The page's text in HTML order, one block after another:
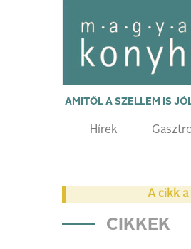
AMITŐL A SZELLEM IS
Hírek
A cikk
CIKKEK